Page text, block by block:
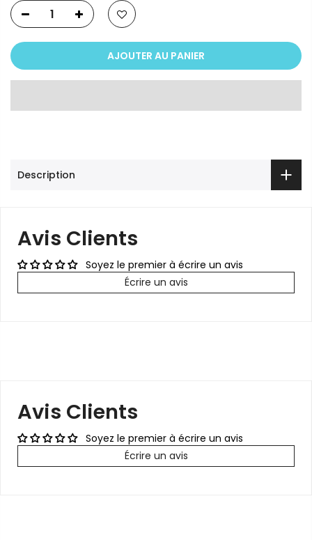
AJOUTER AU PANIER
Description
Avis Clients
Soyez le premier à écrire un avis
Écrire un avis
Avis Clients
Soyez le premier à écrire un avis
Écrire un avis